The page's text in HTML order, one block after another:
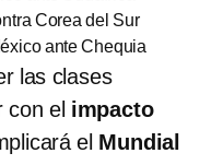
Corea del Sur
ante Chequia
las clases
con el impacto
el Mundial